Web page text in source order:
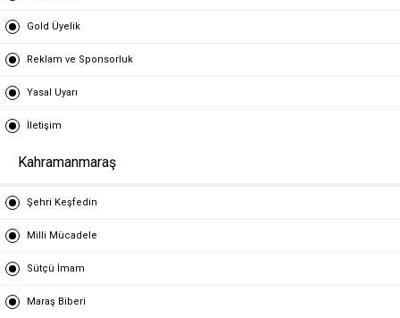
Gold Üyelik
Reklam ve Sponsorluk
Yasal Uyarı
İletişim
Kahramanmaraş
Şehri Keşfedin
Milli Mücadele
Sütçü İmam
Maraş Biberi